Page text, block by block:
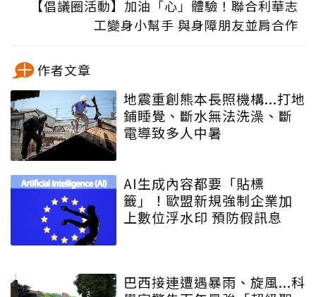
【倡議圈活動】加油「心」體驗！聯合利華志
工變身小幫手 與身障朋友並肩合作
作者文章
地震重創熊本長照機構...打地
鋪睡覺、斷水無法洗澡、斷
電導致多人中暑
AI生成內容都要「貼標
籤」！歐盟新規強制企業加
上數位浮水印 預防假訊息
巴西接連遭遇暴雨、旋風...科